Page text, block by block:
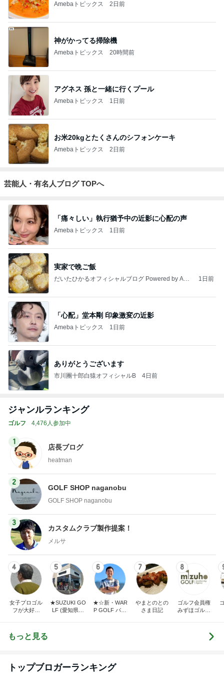
Amebaトピックス 2日前
神がかってる掃除機
Amebaトピックス 20時間前
アグネス 孫と一緒に行くプール
Amebaトピックス 1日前
お米20kgとたくさんのシフォンケーキ
Amebaトピックス 2日前
芸能人・有名人ブログ TOPへ
「痛々しい」執行猶予中の近影に心配の声
Amebaトピックス 1日前
実家で晩ご飯
だいたひかるオフィシャルブログ Powered by Ame
1日前
「心配」堂本剛 印象激変の近影
Amebaトピックス 1日前
ありがとうございます
市川團十郎白猿オフィシャルB 4日前
ジャンルランキング
ゴルフ 4,476人参加中
1
店長ブログ
heatman
2
GOLF SHOP naganobu
GOLF SHOP naganobu
3
カスタムクラブ製作提案！
メルサ
4
女子プロゴル
フが大好き
5
★SUZUKI GO
LF (愛知県半
6
★☆新・WAR
P GOLF バカ
7
やまとのとの
さま日記
8
ゴルフ会員権
みずほゴルフ
もっと見る
トップブロガーランキング